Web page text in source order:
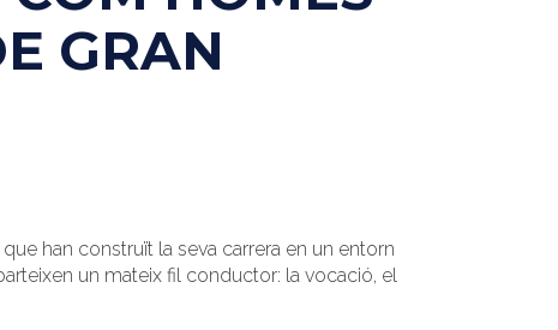
GRAN
han construït la seva carrera en un entorn
un mateix fil conductor: la vocació, el